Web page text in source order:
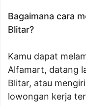
Bagaimana cara
Blitar?
Kamu dapat
Alfamart, datang
Blitar, atau
lowongan kerja